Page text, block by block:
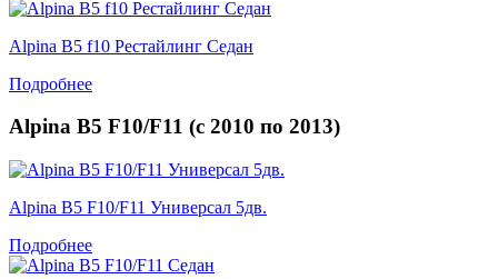
Alpina B5 f10 Рестайлинг Седан
Подробнее
Alpina B5 F10/F11 (с 2010 по 2013)
Alpina B5 F10/F11 Универсал 5дв.
Подробнее